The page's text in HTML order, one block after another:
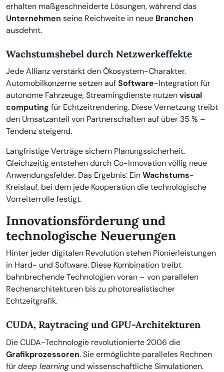
erhalten maßgeschneiderte Lösungen, während das
Unternehmen seine Reichweite in neue Branchen
ausdehnt.
Wachstumshebel durch Netzwerkeffekte
Jede Allianz verstärkt den Ökosystem-Charakter.
Automobilkonzerne setzen aufSoftware-Integration für
autonome Fahrzeuge, Streamingdienste nutzenvisual
computing für Echtzeitrendering. Diese Vernetzung treibt
den Umsatzanteil von Partnerschaften auf über 35 % –
Tendenz steigend.
Langfristige Verträge sichern Planungssicherheit.
Gleichzeitig entstehen durch Co-Innovation völlig neue
Anwendungsfelder. Das Ergebnis: EinWachstums-
Kreislauf, bei dem jede Kooperation die technologische
Vorreiterrolle festigt.
Innovationsförderung und
technologische Neuerungen
Hinter jeder digitalen Revolution stehen Pionierleistungen
in Hard- und Software. Diese Kombination treibt
bahnbrechende Technologien voran – von parallelen
Rechenarchitekturen bis zu photorealistischer
Echtzeitgrafik.
CUDA, Raytracing und GPU-Architekturen
Die CUDA-Technologie revolutionierte 2006 die
Grafikprozessoren. Sie ermöglichte paralleles Rechnen
fürdeep learning und wissenschaftliche Simulationen.